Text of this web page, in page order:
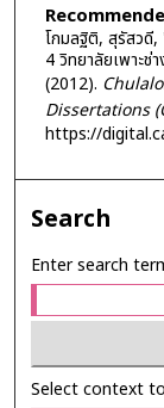
โกมลฐิติ, สุรัสวดี
4 วิทยาลัยเพาะช่
(2012).
Dissertations
https://
Search
Enter search
Select context